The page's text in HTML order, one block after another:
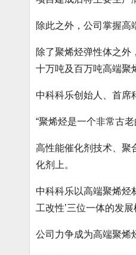
除此之外，公司掌握高
除了聚烯烃弹性体之
十万吨及百万吨高端聚
中科科乐创始人、首席
“聚烯烃是一个非常古
高性能催化剂技术、聚
化剂上。
中科科乐以高端聚烯烃
工改性’三位一体的发展
公司力争成为高端聚烯